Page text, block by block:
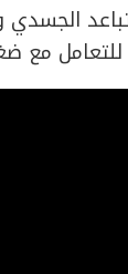
الجسدي
للتعامل مع